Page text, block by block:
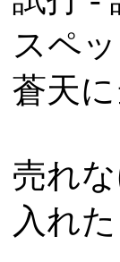
スペ
蒼天
売れ
入れ